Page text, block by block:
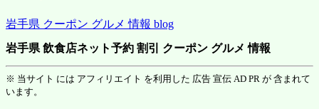
岩手県 クーポン グルメ 情報 blog
岩手県 飲食店ネット予約 割引 クーポン グルメ 情報
※ 当サイト には アフィリエイト を利用した 広告 宣伝 AD PR が 含まれて
います。